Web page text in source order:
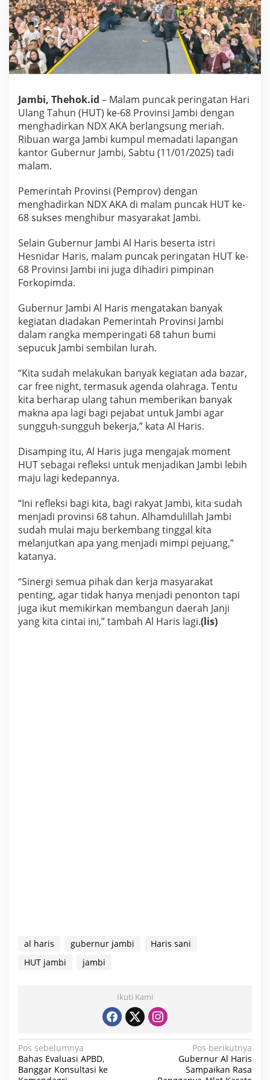
H
U
T
J
A
l
H
r
i
j
a
k
S
m
u
E
m
e
B
a
g
u
n
D
a
e
a
h
Jambi, Thehok.id – Malam puncak peringatan Hari
Ulang Tahun (HUT) ke-68 Provinsi Jambi dengan
menghadirkan NDX AKA berlangsung meriah.
Ribuan warga Jambi kumpul memadati lapangan
kantor Gubernur Jambi, Sabtu (11/01/2025) tadi
malam.
Pemerintah Provinsi (Pemprov) dengan
menghadirkan NDX AKA di malam puncak HUT ke-
68 sukses menghibur masyarakat Jambi.
Selain Gubernur Jambi Al Haris beserta istri
Hesnidar Haris, malam puncak peringatan HUT ke-
68 Provinsi Jambi ini juga dihadiri pimpinan
Forkopimda.
Gubernur Jambi Al Haris mengatakan banyak
kegiatan diadakan Pemerintah Provinsi Jambi
dalam rangka memperingati 68 tahun bumi
sepucuk Jambi sembilan lurah.
“Kita sudah melakukan banyak kegiatan ada bazar,
car free night, termasuk agenda olahraga. Tentu
kita berharap ulang tahun memberikan banyak
makna apa lagi bagi pejabat untuk Jambi agar
sungguh-sungguh bekerja,” kata Al Haris.
Disamping itu, Al Haris juga mengajak moment
HUT sebagai refleksi untuk menjadikan Jambi lebih
maju lagi kedepannya.
“Ini refleksi bagi kita, bagi rakyat Jambi, kita sudah
menjadi provinsi 68 tahun. Alhamdulillah Jambi
sudah mulai maju berkembang tinggal kita
melanjutkan apa yang menjadi mimpi pejuang,”
katanya.
“Sinergi semua pihak dan kerja masyarakat
penting, agar tidak hanya menjadi penonton tapi
juga ikut memikirkan membangun daerah Janji
yang kita cintai ini,” tambah Al Haris lagi.(lis)
al haris gubernur jambi
Haris sani
HUT jambi
jambi
Ikuti Kami
N
a
Pos sebelumnya
Bahas Evaluasi APBD,
Banggar Konsultasi ke
Pos berikutnya
Gubernur Al Haris
Sampaikan Rasa